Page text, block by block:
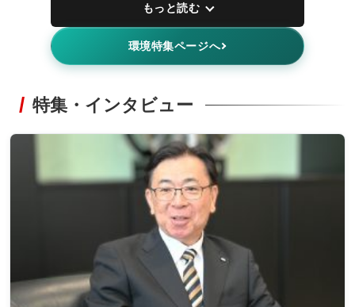
もっと読む
環境特集ページへ
特集・インタビュー